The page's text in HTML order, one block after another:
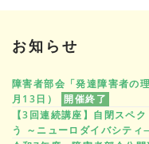
お知らせ
障害者部会「発達障害者の
月13日）
開催終了
【3回連続講座】自閉スペ
う ～ニューロダイバシテ